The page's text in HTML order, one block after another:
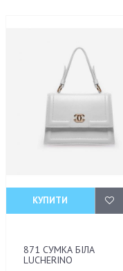
КУПИТИ
871 СУМКА БІЛА
LUCHERINO